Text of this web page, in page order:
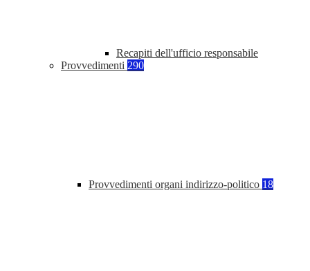
Recapiti dell'ufficio responsabile
Provvedimenti 290
Provvedimenti organi indirizzo-politico 18